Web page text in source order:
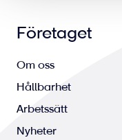
Företaget
Om oss
Hållbarhet
Arbetssätt
Nyheter